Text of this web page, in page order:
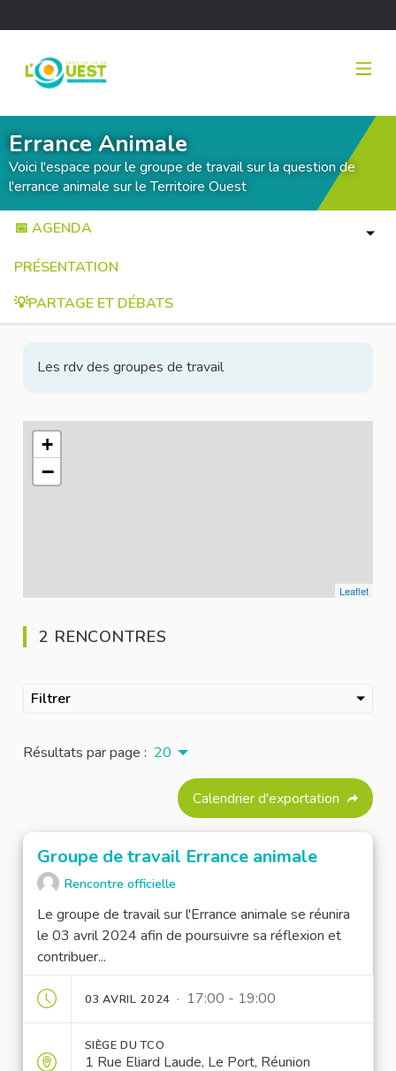
Errance Animale
Voici l'espace pour le groupe de travail sur la question de
l'errance animale sur le Territoire Ouest
📅 AGENDA
PRÉSENTATION
💡PARTAGE ET DÉBATS
Les rdv des groupes de travail
L'élément suivant est une carte qui présente les éléments
+
−
Leaflet
2 RENCONTRES
Filtrer
Résultats par page : 20
Calendrier d'exportation
Groupe de travail Errance animale
Rencontre officielle
Le groupe de travail sur l'Errance animale se réunira
le 03 avril 2024 afin de poursuivre sa réflexion et
contribuer...
03 AVRIL 2024 · 17:00 - 19:00
SIÈGE DU TCO
1 Rue Eliard Laude, Le Port, Réunion